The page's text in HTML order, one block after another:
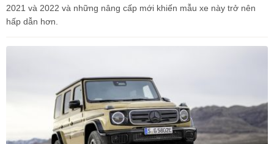
2021 và 2022 và những nâng cấp mới khiến mẫu xe này trở nên
hấp dẫn hơn.